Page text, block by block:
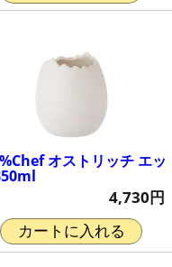
オストリッチ エッ
4,730円
カートに入れる